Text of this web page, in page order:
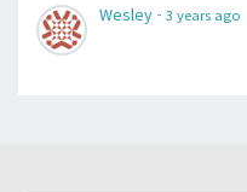
Wesley - 3 years ago